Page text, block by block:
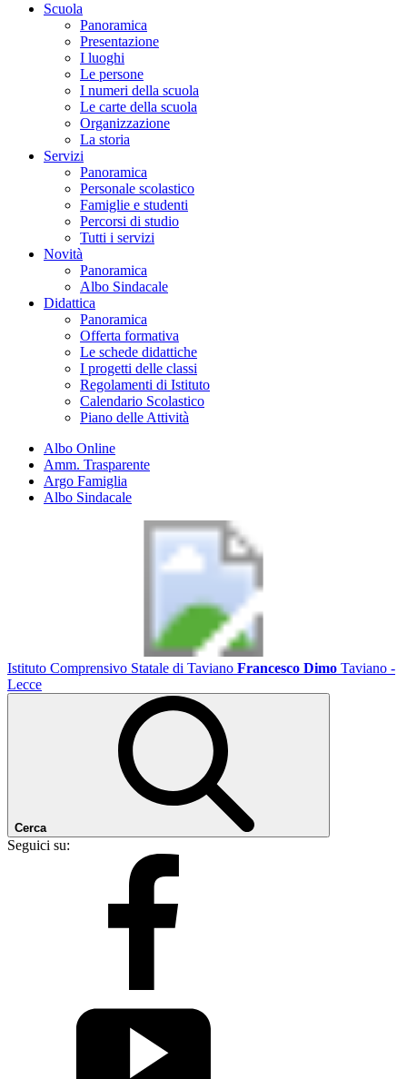
Scuola
Panoramica
Presentazione
I luoghi
Le persone
I numeri della scuola
Le carte della scuola
Organizzazione
La storia
Servizi
Panoramica
Personale scolastico
Famiglie e studenti
Percorsi di studio
Tutti i servizi
Novità
Panoramica
Albo Sindacale
Didattica
Panoramica
Offerta formativa
Le schede didattiche
I progetti delle classi
Regolamenti di Istituto
Calendario Scolastico
Piano delle Attività
Albo Online
Amm. Trasparente
Argo Famiglia
Albo Sindacale
Istituto Comprensivo Statale di Taviano Francesco Dimo Taviano -
Lecce
Cerca
Seguici su: